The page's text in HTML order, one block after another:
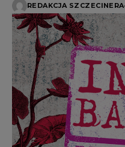
REDAKCJA SZCZECINERA